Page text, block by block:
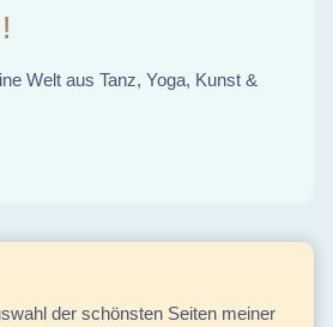
Welt aus Tanz, Yoga, Kunst &
der schönsten Seiten meiner